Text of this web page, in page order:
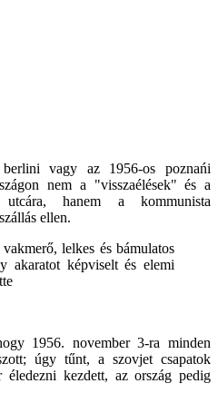
vagy az 1956-os poznańi
nem a "visszaélések" és a
hanem a kommunista
ellen.
lelkes és bámulatos
akaratot képviselt és elemi
1956. november 3-ra minden
úgy tűnt, a szovjet csapatok
éledezni kezdett, az ország pedig